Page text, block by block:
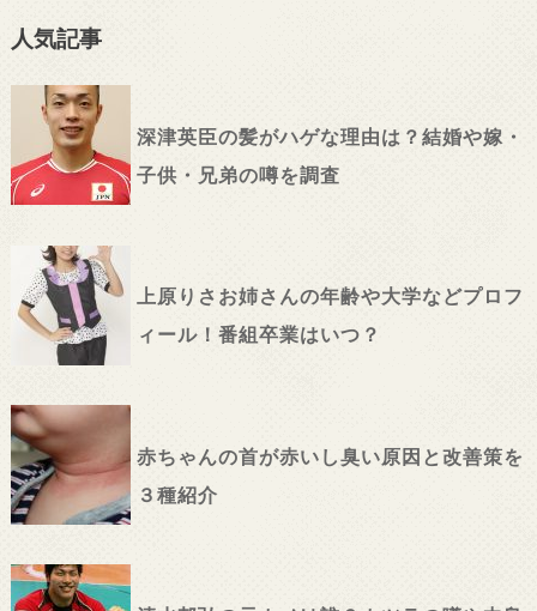
人気記事
深津英臣の髪がハゲな理由は？結婚や嫁・
子供・兄弟の噂を調査
上原りさお姉さんの年齢や大学などプロフ
ィール！番組卒業はいつ？
赤ちゃんの首が赤いし臭い原因と改善策を
３種紹介